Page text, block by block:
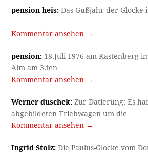
pension heis: Das Gußjahr der Glocke
…
Kommentar ansehen →
pension: 18.Juli 1976 am Kastenberg
Alm am 3.ten…
Kommentar ansehen →
Werner duschek: Zur Datierung: Es
abgebildeten Triebwagen um die…
Kommentar ansehen →
Ingrid Stolz: Die Paulus-Glocke vom